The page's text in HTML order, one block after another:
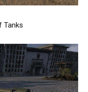
Tanks